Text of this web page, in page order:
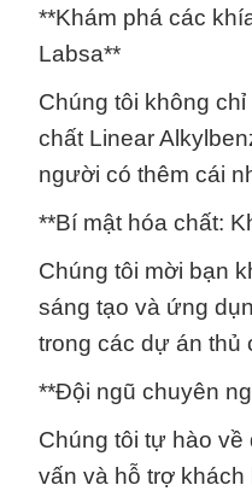
**Khám phá các
Labsa**
Chúng tôi không
chất Linear
người có thêm cái
**Bí mật hóa chất:
Chúng tôi mời bạn
sáng tạo và ứng
trong các dự án thủ
**Đội ngũ chuyên
Chúng tôi tự hào
vấn và hỗ trợ